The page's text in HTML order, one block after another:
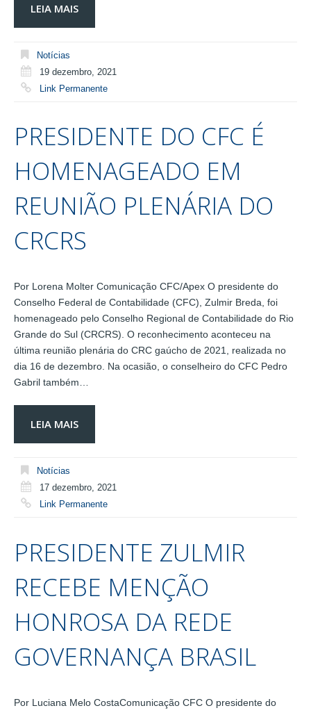
LEIA MAIS
Notícias
19 dezembro, 2021
Link Permanente
PRESIDENTE DO CFC É
HOMENAGEADO EM
REUNIÃO PLENÁRIA DO
CRCRS
Por Lorena Molter Comunicação CFC/Apex O presidente do
Conselho Federal de Contabilidade (CFC), Zulmir Breda, foi
homenageado pelo Conselho Regional de Contabilidade do Rio
Grande do Sul (CRCRS). O reconhecimento aconteceu na
última reunião plenária do CRC gaúcho de 2021, realizada no
dia 16 de dezembro. Na ocasião, o conselheiro do CFC Pedro
Gabril também…
LEIA MAIS
Notícias
17 dezembro, 2021
Link Permanente
PRESIDENTE ZULMIR
RECEBE MENÇÃO
HONROSA DA REDE
GOVERNANÇA BRASIL
Por Luciana Melo CostaComunicação CFC O presidente do